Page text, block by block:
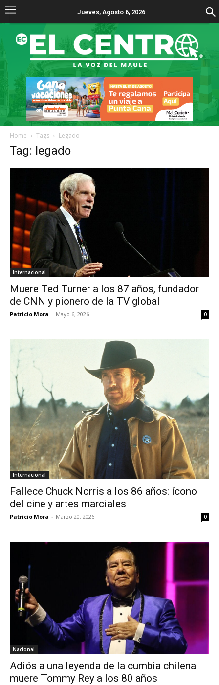
Jueves, Agosto 6, 2026
Home Tags Legado
Tag: legado
Internacional
Muere Ted Turner a los 87 años, fundador
de CNN y pionero de la TV global
Patricio Mora - Mayo 6, 2026 0
Internacional
Fallece Chuck Norris a los 86 años: ícono
del cine y artes marciales
Patricio Mora - Marzo 20, 2026 0
Nacional
Adiós a una leyenda de la cumbia chilena:
muere Tommy Rey a los 80 años